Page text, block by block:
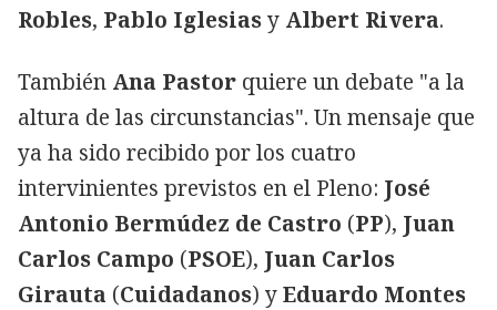
Robles, Pablo Iglesiasy Albert Rivera.
También Ana Pastor quiere un debate "a la
altura de las circunstancias". Un mensaje que
ya ha sido recibido por los cuatro
intervinientes previstos en el Pleno: José
Antonio Bermúdez de Castro (PP), Juan
Carlos Campo (PSOE), Juan Carlos
Girauta (Cuidadanos) yEduardo Montes